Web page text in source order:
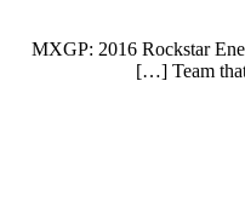
MXGP: 2016 Rockstar
Team